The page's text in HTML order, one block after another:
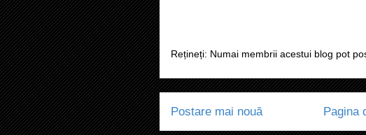
Rețineți: Numai membrii acestui blog pot
Postare mai nouă Pagina